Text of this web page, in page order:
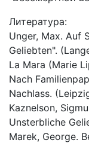
Литература:
Unger, Max. Auf
Geliebten".
La Mara (Marie
Nach
Nachlass.
Kaznelson,
Unsterbliche
Marek, George.